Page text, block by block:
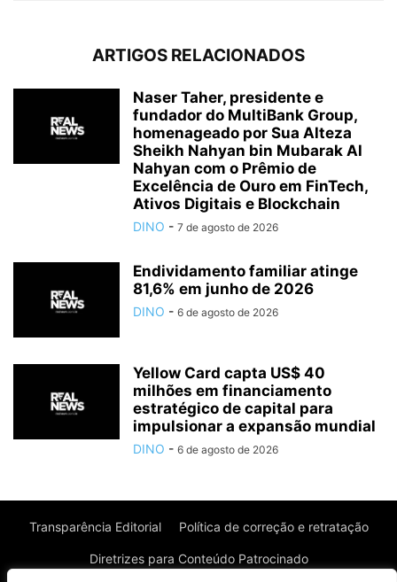
ARTIGOS RELACIONADOS
Naser Taher, presidente e
fundador do MultiBank Group,
homenageado por Sua Alteza
Sheikh Nahyan bin Mubarak Al
Nahyan com o Prêmio de
Excelência de Ouro em FinTech,
Ativos Digitais e Blockchain
DINO - 7 de agosto de 2026
Endividamento familiar atinge
81,6% em junho de 2026
DINO - 6 de agosto de 2026
Yellow Card capta US$ 40
milhões em financiamento
estratégico de capital para
impulsionar a expansão mundial
DINO - 6 de agosto de 2026
Transparência Editorial Política de correção e retratação
Diretrizes para Conteúdo Patrocinado